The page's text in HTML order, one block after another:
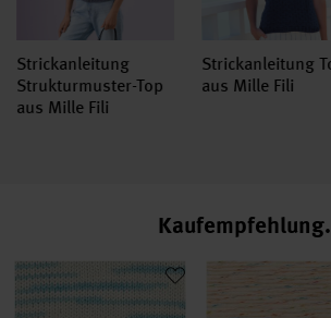
Strickanleitung
Strukturmuster-Top
aus Mille Fili
Strickanleitung
aus Mille Fili
Kaufempfehlung
Mille Fili Print Mille Fili Glitz